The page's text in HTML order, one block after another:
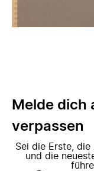
Melde dich
verpassen
Sei die Erste,
und die